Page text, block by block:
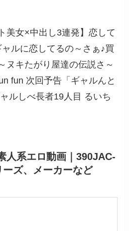
美女×中出し3連発】恋して
ルに恋してるの～さぁ♪買
ヌキたがり屋達の伝説さ～
fun 次回予告「ギャルんと
ルしべ長者19人目 るいち
人系エロ動画｜390JAC-
ズ、メーカーなど